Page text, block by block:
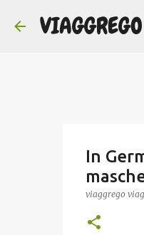
In
viaggrego